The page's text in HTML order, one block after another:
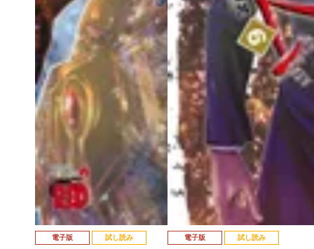
電子版 試し読み 電子版 試し読み